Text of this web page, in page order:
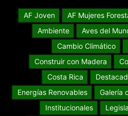
AF Joven AF Mujeres
Ambiente
Aves del
Cambio Climático
Construir con Madera
Costa Rica
Energías Renovables
Galería
Institucionales